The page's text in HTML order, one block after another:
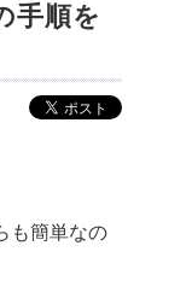
手順を
も簡単なの